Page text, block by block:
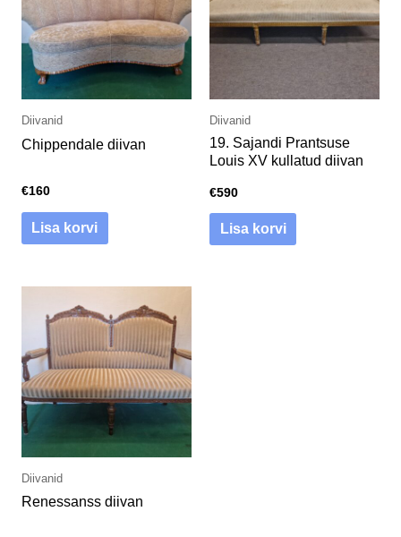
Diivanid
Chippendale diivan
€160
Lisa korvi
Diivanid
19. Sajandi Prantsuse
Louis XV kullatud diivan
€590
Lisa korvi
Diivanid
Renessanss diivan